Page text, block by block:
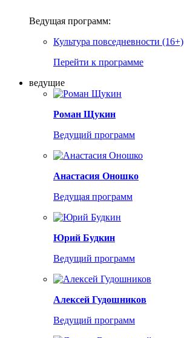
Ведущая программ:
Культура повседневности (16+)
Перейти к программе
ведущие
Роман Щукин
Ведущий программ
Анастасия Оношко
Ведущая программ
Юрий Будкин
Ведущий программ
Алексей Гудошников
Ведущий программ